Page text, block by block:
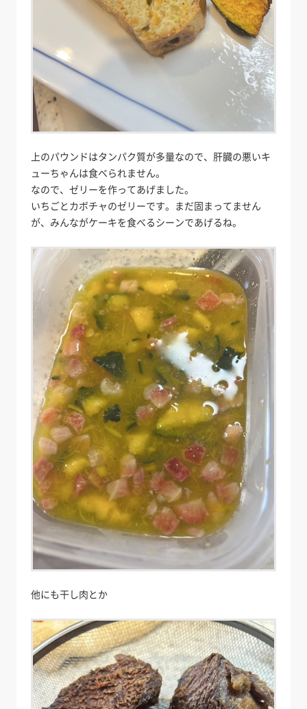
上のパウンドはタンパク質が多量なので、肝臓の悪いキ
ューちゃんは食べられません。
なので、ゼリーを作ってあげました。
いちごとカボチャのゼリーです。まだ固まってません
が、みんながケーキを食べるシーンであげるね。
他にも干し肉とか